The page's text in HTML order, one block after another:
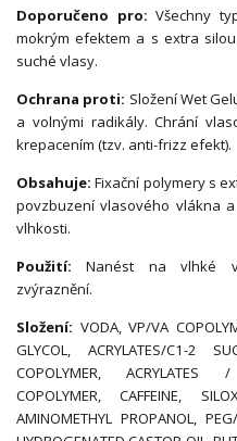
Doporučeno pro: Všechny
mokrým efektem a s extra
suché vlasy.
Ochrana proti: Složení Wet
a volnými radikály. Chrání
krepacením (tzv. anti-frizz efekt).
Obsahuje: Fixační polymery s
povzbuzení vlasového vlákna
vlhkosti.
Použití: Nanést na vlhké
zvýraznění.
Složení: VODA, VP/VA
GLYCOL, ACRYLATES/C1-2
COPOLYMER, ACRYLATES /
COPOLYMER, CAFFEINE,
AMINOMETHYL PROPANOL,